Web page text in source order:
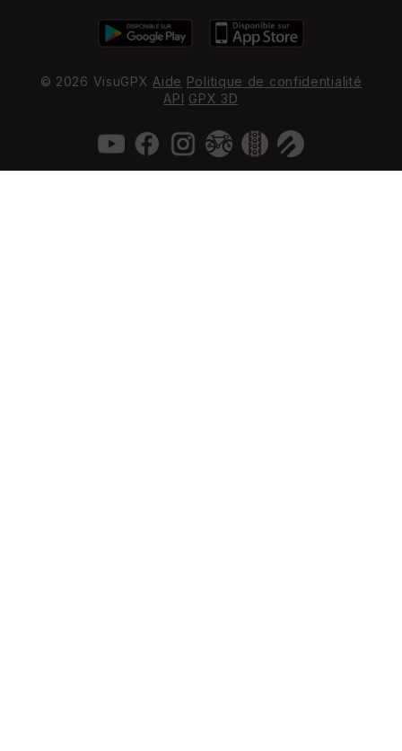
© 2026 VisuGPX Aide Politique de confidentialité
API GPX 3D